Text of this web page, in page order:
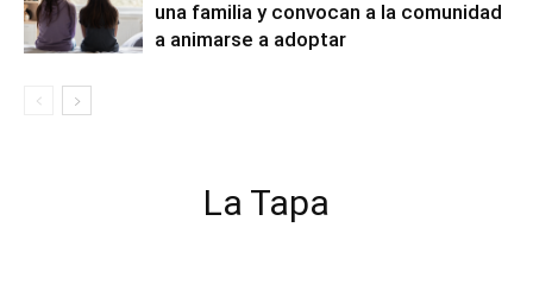
una familia y convocan a la comunidad
a animarse a adoptar
La Tapa